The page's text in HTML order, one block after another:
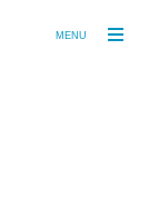
MENU